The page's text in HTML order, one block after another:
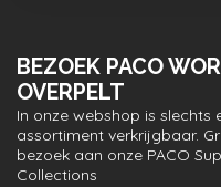
BEZOEK PACO
OVERPELT
In onze webshop is
assortiment verkrijgbaar.
bezoek aan onze PACO
Collections